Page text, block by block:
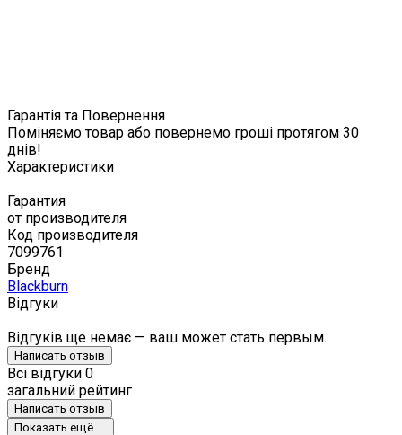
Гарантія та Повернення
Поміняємо товар або повернемо гроші протягом 30
днів!
Характеристики
Гарантия
от производителя
Код производителя
7099761
Бренд
Blackburn
Відгуки
Відгуків ще немає — ваш может стать первым.
Написать отзыв
Всі відгуки 0
загальний рейтинг
Написать отзыв
Показать ещё